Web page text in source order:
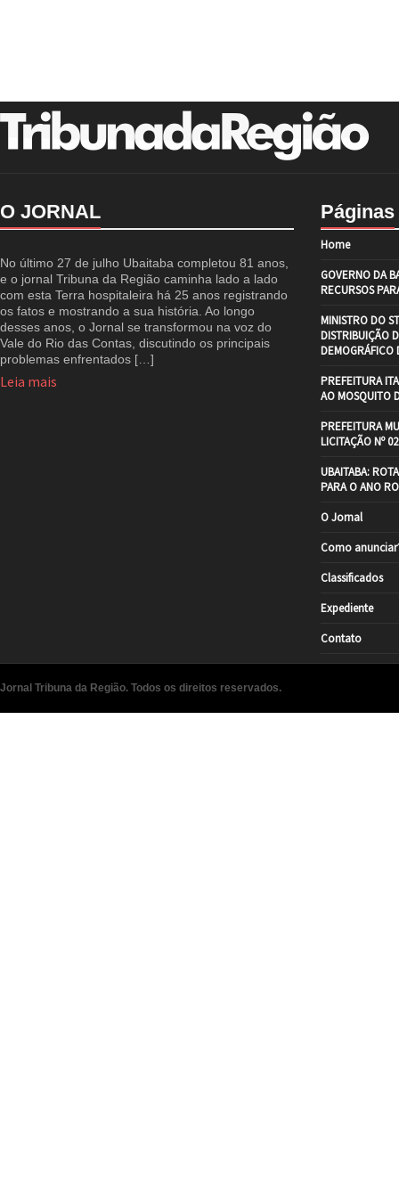
O JORNAL
No último 27 de julho Ubaitaba completou 81 anos,
e o jornal Tribuna da Região caminha lado a lado
com esta Terra hospitaleira há 25 anos registrando
os fatos e mostrando a sua história. Ao longo
desses anos, o Jornal se transformou na voz do
Vale do Rio das Contas, discutindo os principais
problemas enfrentados […]
Leia mais
Páginas
Home
GOVERNO DA
RECURSOS
MINISTRO DO
DISTRIBUIÇÃO
DEMOGRÁFICO
PREFEITURA
AO MOSQUITO
PREFEITURA
LICITAÇÃO Nº
UBAITABA:
PARA O ANO
O Jornal
Como
Classificados
Expediente
Contato
Jornal Tribuna da Região. Todos os direitos reservados.